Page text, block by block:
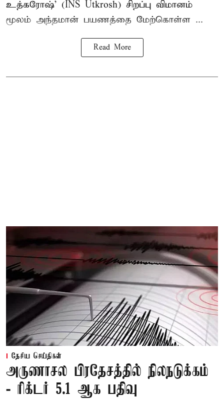
உத்கரோஷ்' (INS Utkrosh) சிறப்பு விமானம்
மூலம் அந்தமான் பயணத்தை மேற்கொள்ள ...
Read More
தேசிய செய்திகள்
அருணாசல பிரதேசத்தில் நிலநடுக்கம்
- ரிக்டர் 5.1 ஆக பதிவு